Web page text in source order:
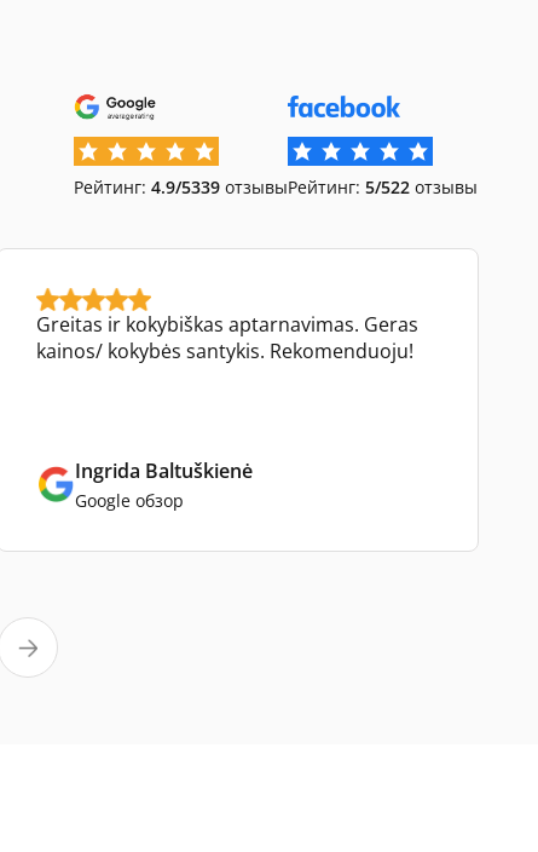
Рейтинг: 4.9/5339 отзывыРейтинг: 5/522 отзывы
Greitas ir kokybiškas aptarnavimas. Geras
kainos/ kokybės santykis. Rekomenduoju!
Ingrida Baltuškienė
Google обзор